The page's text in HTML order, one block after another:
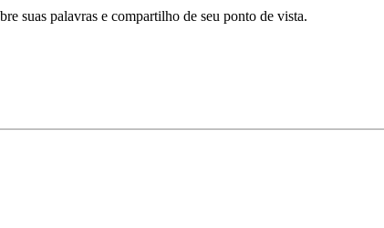
suas palavras e compartilho de seu ponto de vista.